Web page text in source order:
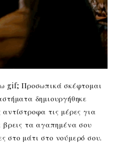
gif; Προσωπικά σκέφτομαι
δημιουργήθηκε
τις μέρες για
βρεις τα αγαπημένα σου
στο μάτι στο νούμερό σου.